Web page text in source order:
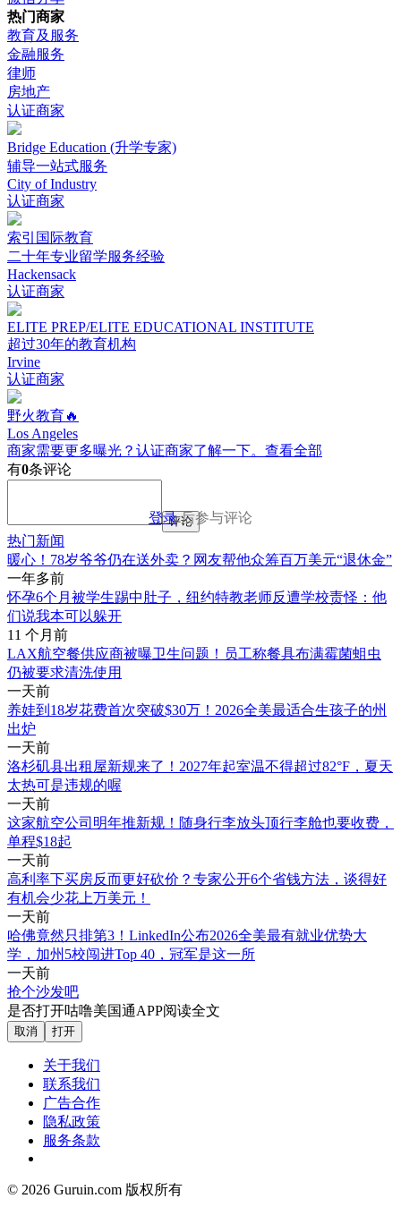
热门商家
教育及服务
金融服务
律师
房地产
认证商家
Bridge Education (升学专家)
辅导一站式服务
City of Industry
认证商家
索引国际教育
二十年专业留学服务经验
Hackensack
认证商家
ELITE PREP/ELITE EDUCATIONAL INSTITUTE
超过30年的教育机构
Irvine
认证商家
野火教育🔥
Los Angeles
商家需要更多曝光？认证商家了解一下。 查看全部
有0条评论
登录后参与评论
评论
热门新闻
暖心！78岁爷爷仍在送外卖？网友帮他众筹百万美元“退休金”
一年多前
怀孕6个月被学生踢中肚子，纽约特教老师反遭学校责怪：他
们说我本可以躲开
11 个月前
LAX航空餐供应商被曝卫生问题！员工称餐具布满霉菌蛆虫
仍被要求清洗使用
一天前
养娃到18岁花费首次突破$30万！2026全美最适合生孩子的州
出炉
一天前
洛杉矶县出租屋新规来了！2027年起室温不得超过82°F，夏天
太热可是违规的喔
一天前
这家航空公司明年推新规！随身行李放头顶行李舱也要收费，
单程$18起
一天前
高利率下买房反而更好砍价？专家公开6个省钱方法，谈得好
有机会少花上万美元！
一天前
哈佛竟然只排第3！LinkedIn公布2026全美最有就业优势大
学，加州5校闯进Top 40，冠军是这一所
一天前
抢个沙发吧
是否打开咕噜美国通APP阅读全文
取消 打开
关于我们
联系我们
广告合作
隐私政策
服务条款
© 2026 Guruin.com 版权所有